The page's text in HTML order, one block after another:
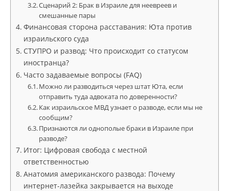
Сценарий 2: Брак в Израиле для неевреев и
смешанные пары
Финансовая сторона расставания: Юта против
израильского суда
СТУПРО и развод: Что происходит со статусом
иностранца?
Часто задаваемые вопросы (FAQ)
Можно ли разводиться через штат Юта, если
отправить туда адвоката по доверенности?
Как израильское МВД узнает о разводе, если мы не
сообщим?
Признаются ли однополые браки в Израиле при
разводе?
Итог: Цифровая свобода с местной
ответственностью
Анатомия американского развода: Почему
интернет-лазейка закрывается на выходе